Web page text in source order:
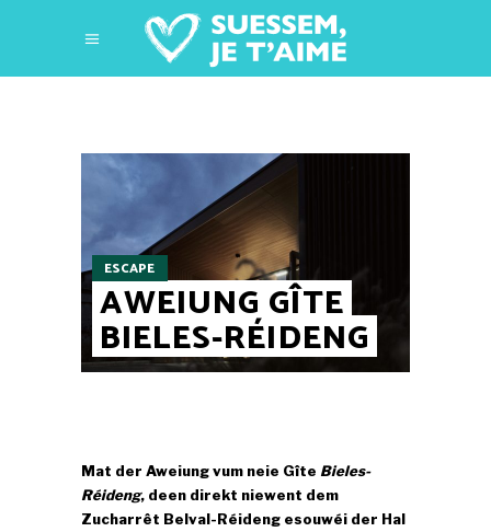
ESCAPE
AWEIUNG GÎTE
BIELES-RÉIDENG
Mat der Aweiung vum neie Gîte Bieles-
Réideng, deen direkt niewent dem
Zucharrêt Belval-Réideng esouwéi der Hal